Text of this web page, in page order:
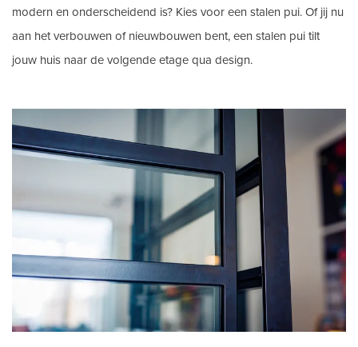
modern en onderscheidend is? Kies voor een stalen pui. Of jij nu
aan het verbouwen of nieuwbouwen bent, een stalen pui tilt
jouw huis naar de volgende etage qua design.